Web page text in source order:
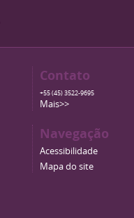
Contato
+55 (45) 3522-9695
Mais>>
Navegação
Acessibilidade
Mapa do site